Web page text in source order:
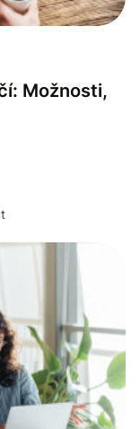
Možnosti,